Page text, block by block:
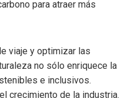
para atraer más
viaje y optimizar las
no sólo enriquece la
e inclusivos.
crecimiento de la industria.